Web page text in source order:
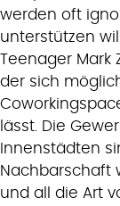
werden oft
unterstützen
Teenager Mark
der sich
lässt. Die
Innenstädten
Nachbarschaft
und all die Art